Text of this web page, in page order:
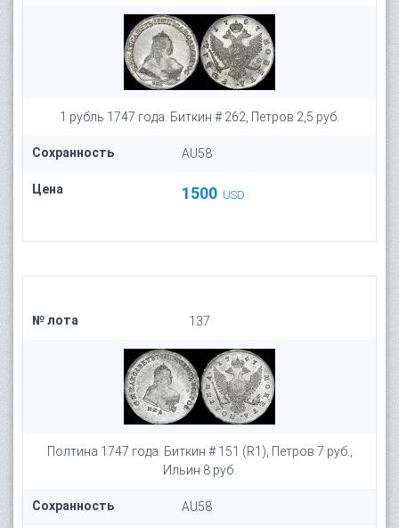
1 рубль 1747 года. Биткин # 262, Петров 2,5 руб.
Сохранность AU58
Цена 1500 USD
№ лота 137
Полтина 1747 года. Биткин # 151 (R1), Петров 7 руб.,
Ильин 8 руб.
Сохранность AU58